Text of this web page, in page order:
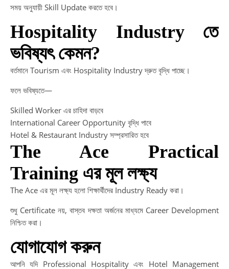
সময় অনুযায়ী Skill Update করতে হবে।
Hospitality Industry তে
ভবিষ্যৎ কেমন?
বর্তমানে Tourism এবং Hospitality Industry দ্রুত বৃদ্ধি পাচ্ছে।
ফলে ভবিষ্যতে—
Skilled Worker এর চাহিদা বাড়বে
International Career Opportunity বৃদ্ধি পাবে
Hotel & Restaurant Industry সম্প্রসারিত হবে
The Ace Practical
Training এর মূল লক্ষ্য
The Ace এর মূল লক্ষ্য হলো শিক্ষার্থীদের Industry Ready করা।
শুধু Certificate নয়, বাস্তব দক্ষতা অর্জনের মাধ্যমে Career Development
নিশ্চিত করা।
যোগাযোগ করুন
আপনি যদি Professional Hospitality এবং Hotel Management